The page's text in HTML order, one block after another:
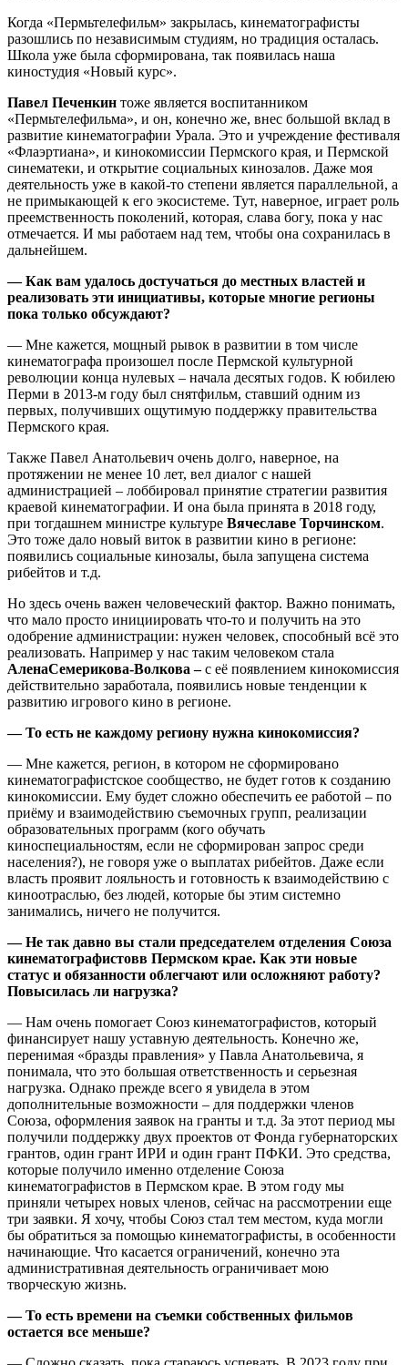
Когда «Пермьтелефильм» закрылась, кинематографисты
разошлись по независимым студиям, но традиция осталась.
Школа уже была сформирована, так появилась наша
киностудия «Новый курс».
Павел Печенкин тоже является воспитанником
«Пермьтелефильма», и он, конечно же, внес большой вклад в
развитие кинематографии Урала. Это и учреждение фестиваля
«Флаэртиана», и кинокомиссии Пермского края, и Пермской
синематеки, и открытие социальных кинозалов. Даже моя
деятельность уже в какой-то степени является параллельной, а
не примыкающей к его экосистеме. Тут, наверное, играет роль
преемственность поколений, которая, слава богу, пока у нас
отмечается. И мы работаем над тем, чтобы она сохранилась в
дальнейшем.
— Как вам удалось достучаться до местных властей и
реализовать эти инициативы, которые многие регионы
пока только обсуждают?
— Мне кажется, мощный рывок в развитии в том числе
кинематографа произошел после Пермской культурной
революции конца нулевых – начала десятых годов. К юбилею
Перми в 2013-м году был снятфильм, ставший одним из
первых, получивших ощутимую поддержку правительства
Пермского края.
Также Павел Анатольевич очень долго, наверное, на
протяжении не менее 10 лет, вел диалог с нашей
администрацией – лоббировал принятие стратегии развития
краевой кинематографии. И она была принята в 2018 году,
при тогдашнем министре культуре Вячеславе Торчинском.
Это тоже дало новый виток в развитии кино в регионе:
появились социальные кинозалы, была запущена система
рибейтов и т.д.
Но здесь очень важен человеческий фактор. Важно понимать,
что мало просто инициировать что-то и получить на это
одобрение администрации: нужен человек, способный всё это
реализовать. Например у нас таким человеком стала
АленаСемерикова-Волкова –с её появлением кинокомиссия
действительно заработала, появились новые тенденции к
развитию игрового кино в регионе.
— То есть не каждому региону нужна кинокомиссия?
— Мне кажется, регион, в котором не сформировано
кинематографистское сообщество, не будет готов к созданию
кинокомиссии. Ему будет сложно обеспечить ее работой – по
приёму и взаимодействию съемочных групп, реализации
образовательных программ (кого обучать
киноспециальностям, если не сформирован запрос среди
населения?), не говоря уже о выплатах рибейтов. Даже если
власть проявит лояльность и готовность к взаимодействию с
киноотраслью, без людей, которые бы этим системно
занимались, ничего не получится.
— Не так давно вы стали председателем отделения Союза
кинематографистовв Пермском крае. Как эти новые
статус и обязанности облегчают или осложняют работу?
Повысилась ли нагрузка?
— Нам очень помогает Союз кинематографистов, который
финансирует нашу уставную деятельность. Конечно же,
перенимая «бразды правления» у Павла Анатольевича, я
понимала, что это большая ответственность и серьезная
нагрузка. Однако прежде всего я увидела в этом
дополнительные возможности – для поддержки членов
Союза, оформления заявок на гранты и т.д. За этот период мы
получили поддержку двух проектов от Фонда губернаторских
грантов, один грант ИРИ и один грант ПФКИ. Это средства,
которые получило именно отделение Союза
кинематографистов в Пермском крае. В этом году мы
приняли четырех новых членов, сейчас на рассмотрении еще
три заявки. Я хочу, чтобы Союз стал тем местом, куда могли
бы обратиться за помощью кинематографисты, в особенности
начинающие. Что касается ограничений, конечно эта
административная деятельность ограничивает мою
творческую жизнь.
— То есть времени на съемки собственных фильмов
остается все меньше?